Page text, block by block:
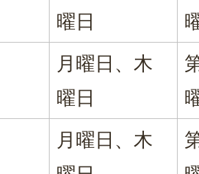
曜日
月曜日、木
曜日
月曜日、木